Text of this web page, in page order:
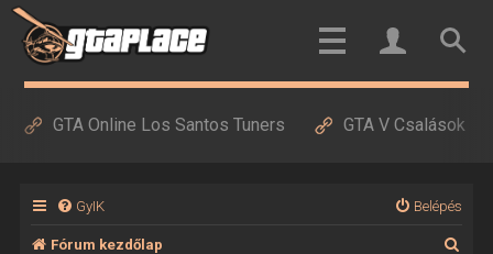
GTA Online Los Santos Tuners GTA V Csalások
GyIK Belépés
Fórum kezdőlap